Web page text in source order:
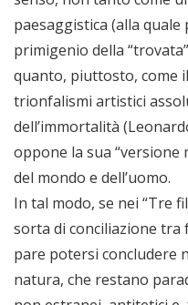
paesaggistica (alla
primigenio della
quanto, piuttosto, come
trionfalismi artistici
dell’immortalità
oppone la sua “versione
del mondo e dell’uomo.
In tal modo, se nei “Tre
sorta di conciliazione
pare potersi concludere
natura, che restano